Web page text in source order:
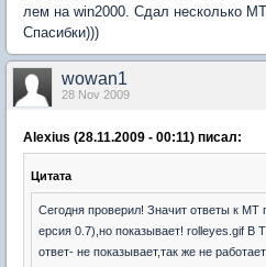
лем на win2000. Сдал несколько
Спасибки)))
wowan1
28 Nov 2009
Alexius (28.11.2009 - 00:11) писал:
Цитата
Сегодня проверил! Значит ответы к
ерсия 0.7),но показывает! rolleyes.gif В
ответ- не показывает,так же не